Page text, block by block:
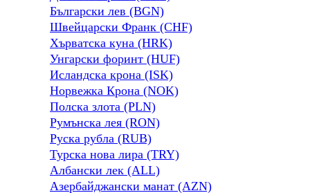
Български лев (BGN)
Швейцарски Франк (CHF)
Хърватска куна (HRK)
Унгарски форинт (HUF)
Исландска крона (ISK)
Норвежка Крона (NOK)
Полска злота (PLN)
Румънска лея (RON)
Руска рубла (RUB)
Турска нова лира (TRY)
Албански лек (ALL)
Азербайджански манат (AZN)